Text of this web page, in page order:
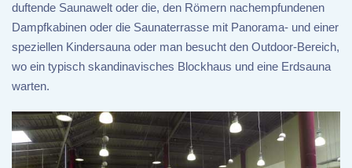
duftende Saunawelt oder die, den Römern nachempfundenen
Dampfkabinen oder die Saunaterrasse mit Panorama- und einer
speziellen Kindersauna oder man besucht den Outdoor-Bereich,
wo ein typisch skandinavisches Blockhaus und eine Erdsauna
warten.